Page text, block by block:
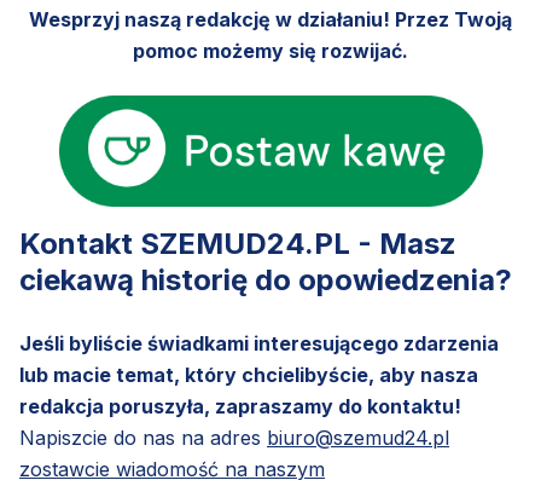
Wesprzyj naszą redakcję w działaniu! Przez Twoją
pomoc możemy się rozwijać.
Kontakt SZEMUD24.PL - Masz
ciekawą historię do opowiedzenia?
Jeśli byliście świadkami interesującego zdarzenia
lub macie temat, który chcielibyście, aby nasza
redakcja poruszyła, zapraszamy do kontaktu!
Napiszcie do nas na adres biuro@szemud24.pl
zostawcie wiadomość na naszym